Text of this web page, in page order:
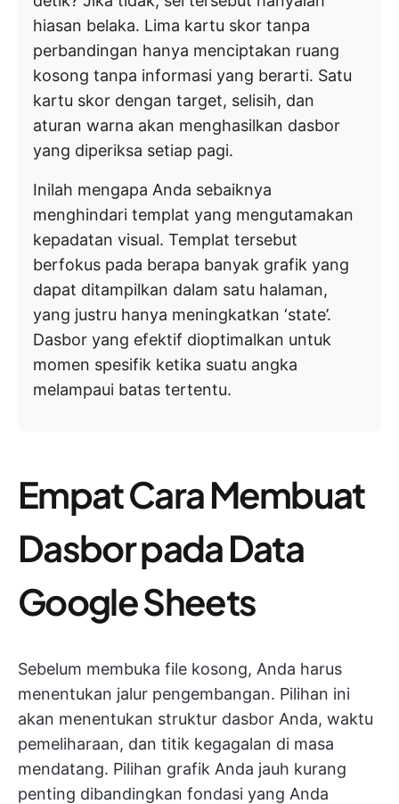
hiasan belaka. Lima kartu skor tanpa
perbandingan hanya menciptakan ruang
kosong tanpa informasi yang berarti. Satu
kartu skor dengan target, selisih, dan
aturan warna akan menghasilkan dasbor
yang diperiksa setiap pagi.
Inilah mengapa Anda sebaiknya
menghindari templat yang mengutamakan
kepadatan visual. Templat tersebut
berfokus pada berapa banyak grafik yang
dapat ditampilkan dalam satu halaman,
yang justru hanya meningkatkan ‘state’.
Dasbor yang efektif dioptimalkan untuk
momen spesifik ketika suatu angka
melampaui batas tertentu.
Empat Cara Membuat
Dasbor pada Data
Google Sheets
Sebelum membuka file kosong, Anda harus
menentukan jalur pengembangan. Pilihan ini
akan menentukan struktur dasbor Anda, waktu
pemeliharaan, dan titik kegagalan di masa
mendatang. Pilihan grafik Anda jauh kurang
penting dibandingkan fondasi yang Anda